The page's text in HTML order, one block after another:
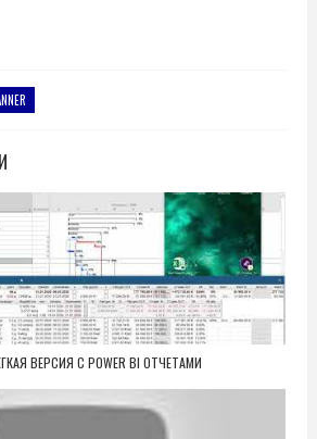
ВЕРСИЯ С POWER BI ОТЧЕТАМИ